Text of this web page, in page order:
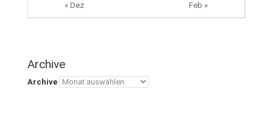
« Dez Feb »
Archive
Archive